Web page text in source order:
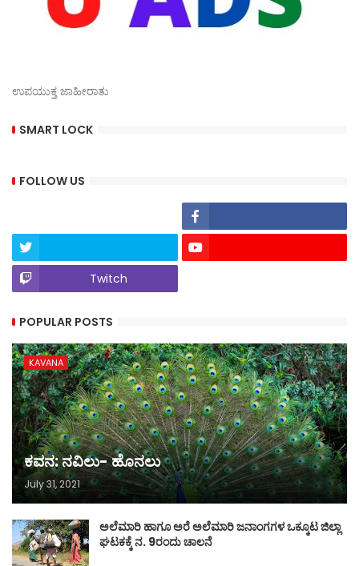
ಉಪಯುಕ್ತ ಜಾಹೀರಾತು
SMART LOCK
FOLLOW US
Twitch
POPULAR POSTS
KAVANA
ಕವನ: ನವಿಲು- ಹೊನಲು
July 31, 2021
ಅಲೆಮಾರಿ ಹಾಗೂ ಅರೆ ಅಲೆಮಾರಿ ಜನಾಂಗಗಳ ಒಕ್ಕೂಟ ಜಿಲ್ಲಾ
ಘಟಕಕ್ಕೆ ನ. 9ರಂದು ಚಾಲನೆ